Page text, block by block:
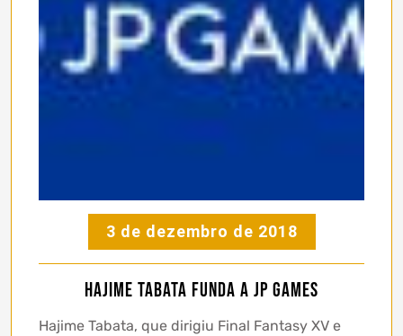
3 de dezembro de 2018
Hajime Tabata funda a JP Games
Hajime Tabata, que dirigiu Final Fantasy XV e